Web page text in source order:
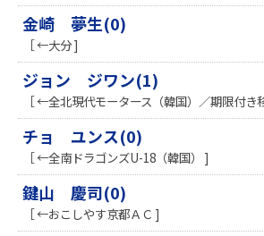
金崎 夢生(0)
［ ←大分 ]
ジョン ジワン(1)
［ ←全北現代モータース（韓国）／期限付き
チョ ユンス(0)
［ ←全南ドラゴンズU-18（韓国） ]
鍵山 慶司(0)
［ ←おこしやす京都ＡＣ ]